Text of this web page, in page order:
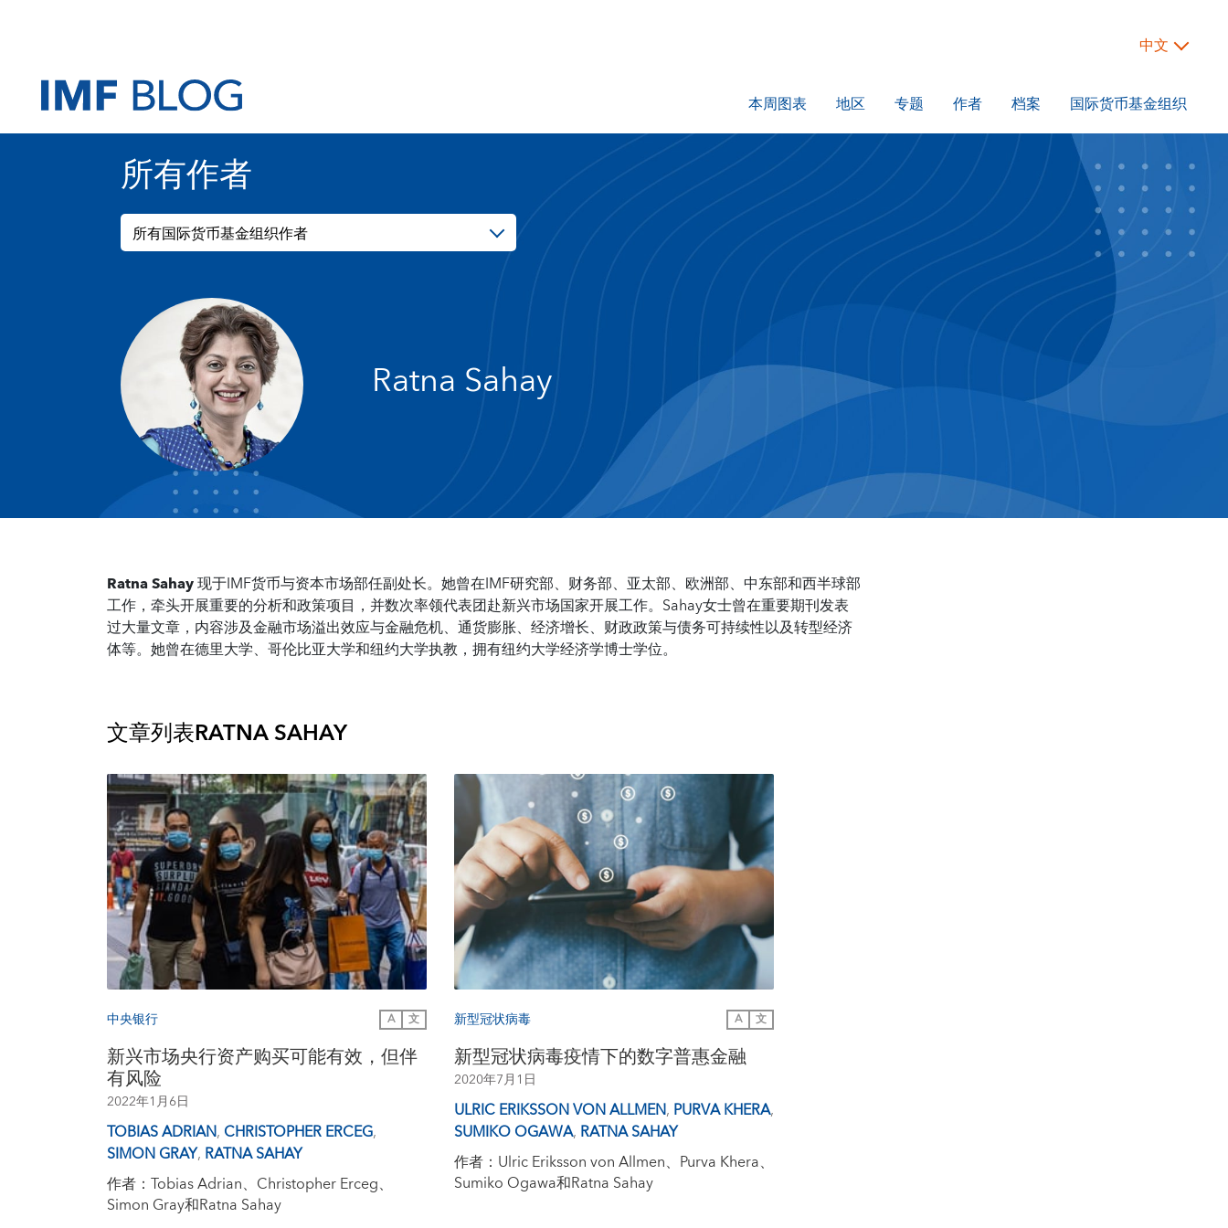
中文
本周图表 地区 专题 作者 档案 国际货币基金组织
所有作者
所有国际货币基金组织作者
Ratna Sahay
Ratna Sahay现于IMF货币与资本市场部任副处长。她曾在IMF研究部、财务部、亚太部、欧洲部、中东部和西半球部
工作，牵头开展重要的分析和政策项目，并数次率领代表团赴新兴市场国家开展工作。Sahay女士曾在重要期刊发表
过大量文章，内容涉及金融市场溢出效应与金融危机、通货膨胀、经济增长、财政政策与债务可持续性以及转型经济
体等。她曾在德里大学、哥伦比亚大学和纽约大学执教，拥有纽约大学经济学博士学位。
文章列表RATNA SAHAY
中央银行 A 文
新兴市场央行资产购买可能有效，但伴
有风险
2022年1月6日
TOBIAS ADRIAN, CHRISTOPHER ERCEG,
SIMON GRAY, RATNA SAHAY
作者：Tobias Adrian、Christopher Erceg、
Simon Gray和Ratna Sahay
新型冠状病毒 A 文
新型冠状病毒疫情下的数字普惠金融
2020年7月1日
ULRIC ERIKSSON VON ALLMEN, PURVA KHERA,
SUMIKO OGAWA, RATNA SAHAY
作者：Ulric Eriksson von Allmen、Purva Khera、
Sumiko Ogawa和Ratna Sahay